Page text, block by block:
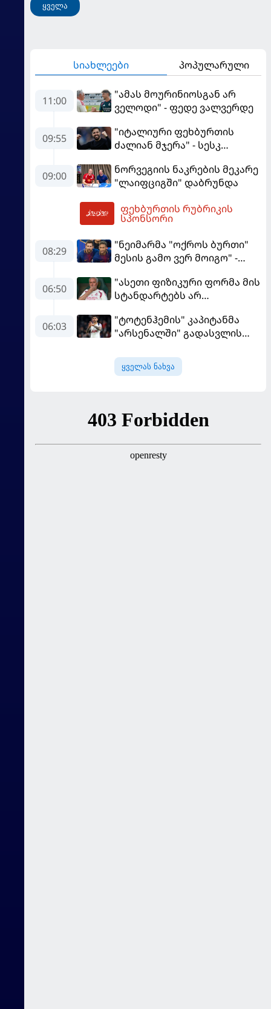
ყველა
სიახლეები პოპულარული
11:00
"ამას მოურინიოსგან არ
ველოდი" - ფედე ვალვერდე
09:55
"იტალიური ფეხბურთის
ძალიან მჯერა" - სესკ
09:00
ნორვეგიის ნაკრების მეკარე
"ლაიფციგში" დაბრუნდა
ფეხბურთის რუბრიკის
სპონსორი
08:29
"ნეიმარმა "ოქროს ბურთი"
მესის გამო ვერ მოიგო" -
აგენტი
06:50
"ასეთი ფიზიკური ფორმა მის
სტანდარტებს არ
"რეალის" ახალწვეული
გააკრიტიკა
06:03
"ტოტენჰემის" კაპიტანმა
"არსენალში" გადასვლის
ყველას ნახვა